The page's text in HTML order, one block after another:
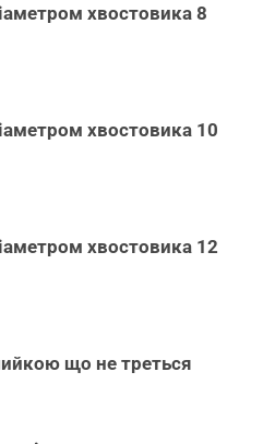
хвостовика 8
хвостовика 10
хвостовика 12
що не треться